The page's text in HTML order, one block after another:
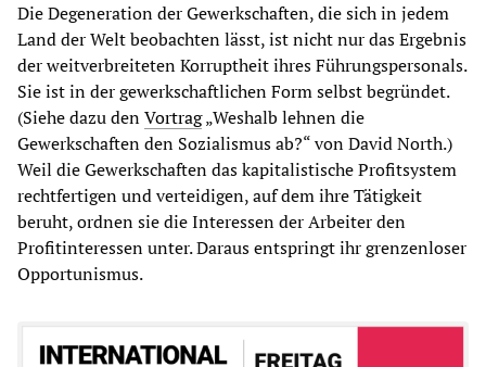
Die Degeneration der Gewerkschaften, die sich in jedem
Land der Welt beobachten lässt, ist nicht nur das Ergebnis
der weitverbreiteten Korruptheit ihres Führungspersonals.
Sie ist in der gewerkschaftlichen Form selbst begründet.
(Siehe dazu denVortrag„Weshalb lehnen die
Gewerkschaften den Sozialismus ab?“ von David North.)
Weil die Gewerkschaften das kapitalistische Profitsystem
rechtfertigen und verteidigen, auf dem ihre Tätigkeit
beruht, ordnen sie die Interessen der Arbeiter den
Profitinteressen unter. Daraus entspringt ihr grenzenloser
Opportunismus.